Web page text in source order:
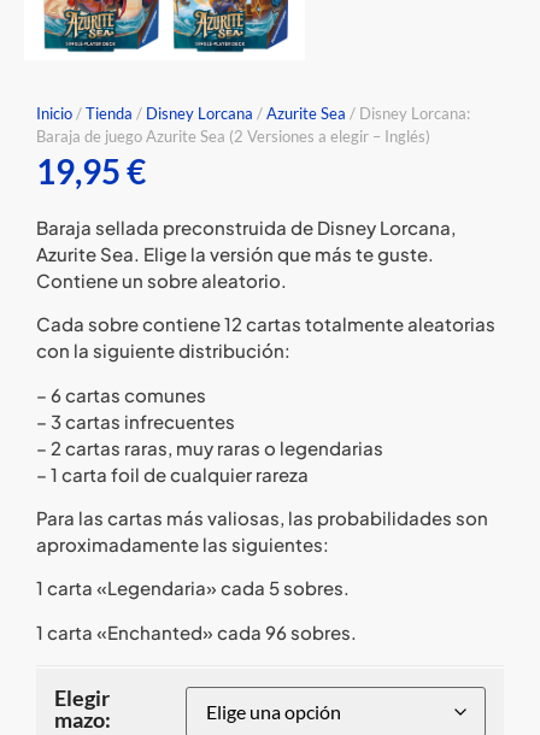
Inicio/Tienda / Disney Lorcana /Azurite Sea / Disney Lorcana:
Baraja de juego Azurite Sea (2 Versiones a elegir – Inglés)
19,95€
Baraja sellada preconstruida de Disney Lorcana,
Azurite Sea. Elige la versión que más te guste.
Contiene un sobre aleatorio.
Cada sobre contiene 12 cartas totalmente aleatorias
con la siguiente distribución:
– 6 cartas comunes
– 3 cartas infrecuentes
– 2 cartas raras, muy raras o legendarias
– 1 carta foil de cualquier rareza
Para las cartas más valiosas, las probabilidades son
aproximadamente las siguientes:
1 carta «Legendaria» cada 5 sobres.
1 carta «Enchanted» cada 96 sobres.
Elegir
mazo: